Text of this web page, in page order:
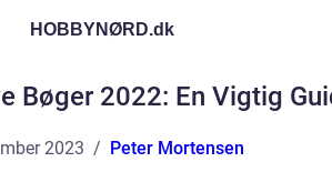
HOBBYNØRD.dk
Bøger 2022: En Vigtig
2023 Peter Mortensen